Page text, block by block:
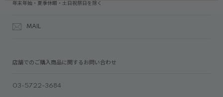
年末年始・夏季休暇・土日祝祭日を除く
MAIL
店舗でのご購入商品に関するお問い合わせ
03-5722-3684